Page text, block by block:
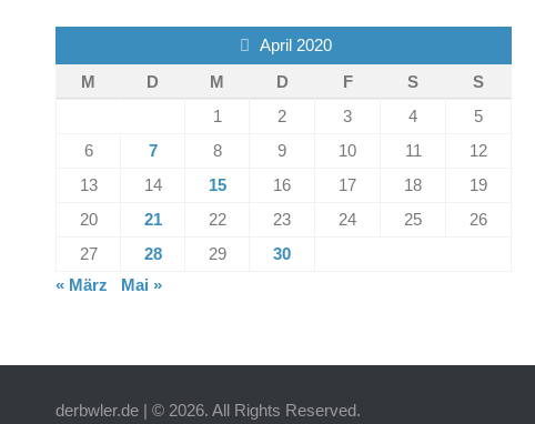
April 2020
M
D M D F S
S
1
2 3 4
5
6
7 8 9 10 11
12
13
14 15 16 17 18
19
20
21 22 23 24 25
26
27
28 29
30
« März
Mai »
derbwler.de | © 2026. All Rights Reserved.